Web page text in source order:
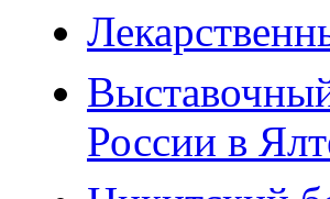
России в